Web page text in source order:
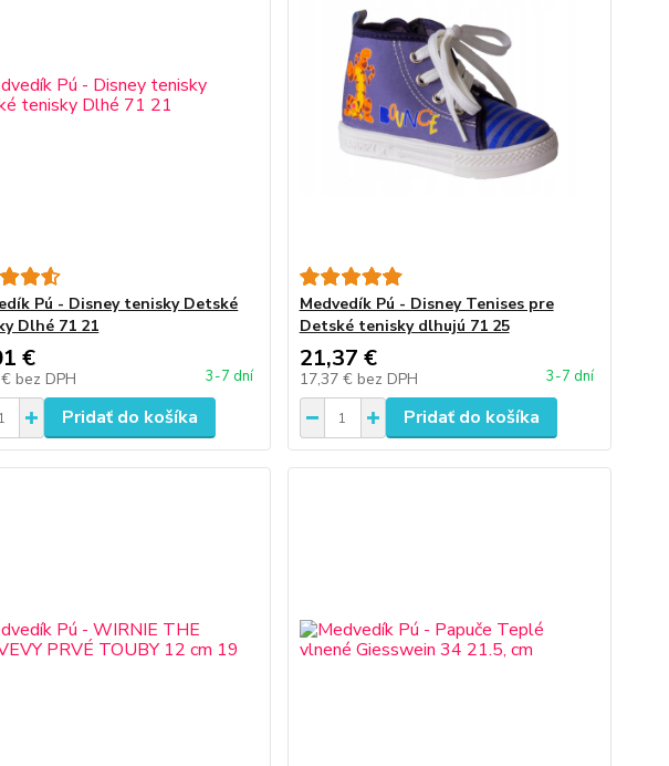
Pú - Disney tenisky Detské
Dlhé 71 21
€
bez DPH 3-7 dní
Pridať do košíka
Medvedík Pú - Disney Tenises pre
Detské tenisky dlhujú 71 25
21,37 €
17,37 € bez DPH 3-7 dní
Pridať do košíka